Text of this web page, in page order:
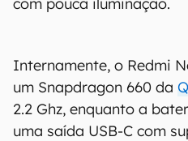
Internamente, o Redmi
um Snapdragon 660 da
2.2 Ghz, enquanto a
uma saída USB-C com